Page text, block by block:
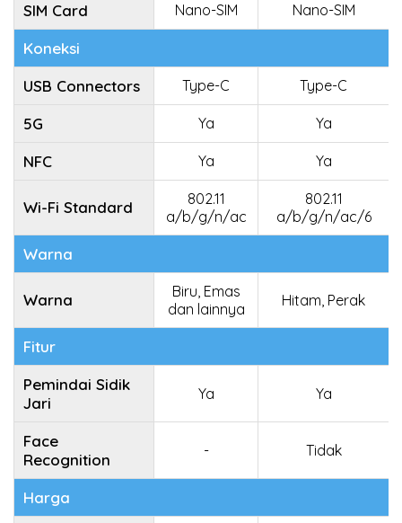
SIM Card Nano-SIM Nano-SIM
Koneksi
USB Connectors
Type-C Type-C
5G Ya Ya
NFC Ya Ya
Wi-Fi Standard
802.11
a/b/g/n/ac
802.11
a/b/g/n/ac/6
Warna
Warna
Biru, Emas
dan lainnya
Hitam, Perak
Fitur
Pemindai Sidik
Jari
Ya Ya
Face
Recognition
- Tidak
Harga